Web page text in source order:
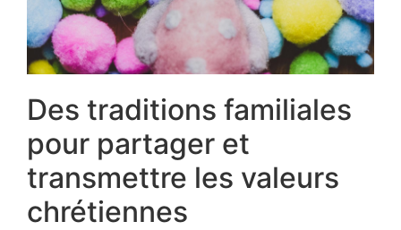
Des traditions familiales
pour partager et
transmettre les valeurs
chrétiennes